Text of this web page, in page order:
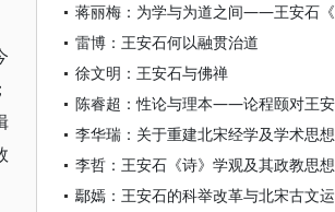
雷博：王安石何以融贯治道
徐文明：王安石与佛禅
李哲：王安石《诗》学观及其政教思想